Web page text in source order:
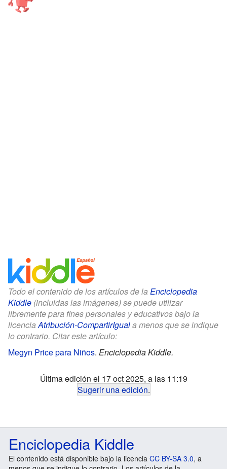
Todo el contenido de los artículos de la Enciclopedia
Kiddle (incluidas las imágenes) se puede utilizar
libremente para fines personales y educativos bajo la
licenciaAtribución-CompartirIguala menos que se indique
lo contrario. Citar este artículo:
Megyn Price para Niños. Enciclopedia Kiddle.
Última edición el 17 oct 2025, a las 11:19
Sugerir una edición.
Enciclopedia Kiddle
El contenido está disponible bajo la licencia CC BY-SA 3.0, a